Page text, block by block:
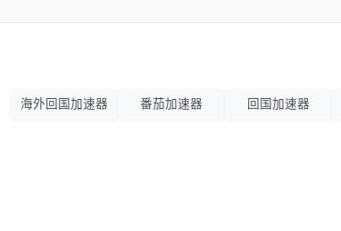
海外回国加速器 番茄加速器 回国加速器